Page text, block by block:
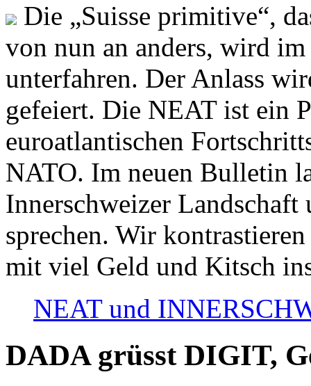
Die „Suisse primitive“,
von nun an anders, wird
unterfahren. Der Anlass
gefeiert. Die NEAT ist ein
euroatlantischen
NATO. Im neuen Bulletin
Innerschweizer
sprechen. Wir
mit viel Geld und Kitsch
NEAT und
DADA grüsst DIGIT,